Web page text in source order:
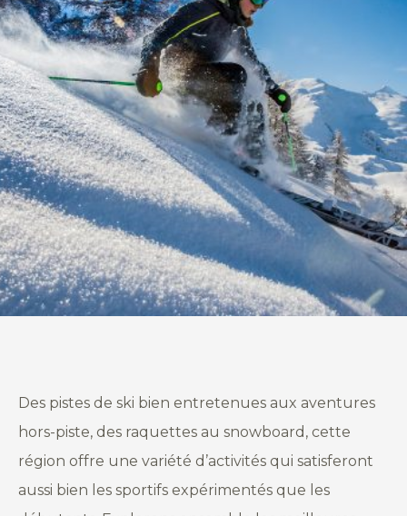
Des pistes de ski bien entretenues aux aventures
hors-piste, des raquettes au snowboard, cette
région offre une variété d’activités qui satisferont
aussi bien les sportifs expérimentés que les